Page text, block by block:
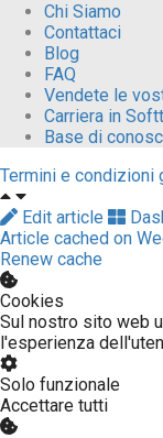
Chi Siamo
Contattaci
Blog
FAQ
Vendete le
Carriera in
Base di
Termini e condizioni
Edit article
Article cached on
Renew cache
Cookies
Sul nostro sito web
l'esperienza
Solo funzionale
Accettare tutti